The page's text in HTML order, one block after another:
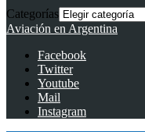
Categorías
Aviación en Argentina
Facebook
Twitter
Youtube
Mail
Instagram